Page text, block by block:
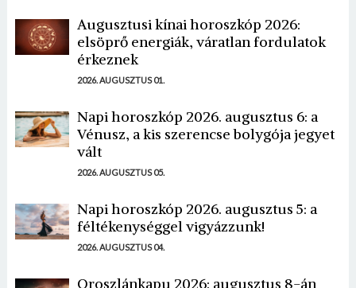
Augusztusi kínai horoszkóp 2026:
elsöprő energiák, váratlan fordulatok
érkeznek
2026. AUGUSZTUS 01.
Napi horoszkóp 2026. augusztus 6: a
Vénusz, a kis szerencse bolygója jegyet
vált
2026. AUGUSZTUS 05.
Napi horoszkóp 2026. augusztus 5: a
féltékenységgel vigyázzunk!
2026. AUGUSZTUS 04.
Oroszlánkapu 2026: augusztus 8-án